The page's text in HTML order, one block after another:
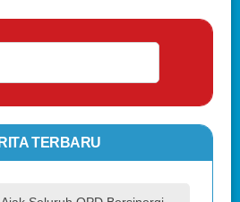
TERBARU